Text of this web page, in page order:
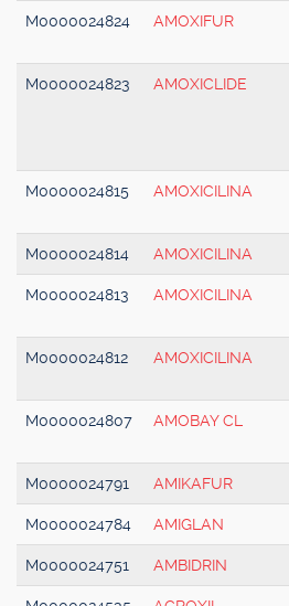
M0000024824 AMOXIFUR
M0000024823 AMOXICLIDE
M0000024815 AMOXICILINA
M0000024814 AMOXICILINA
M0000024813 AMOXICILINA
M0000024812 AMOXICILINA
M0000024807 AMOBAY CL
M0000024791 AMIKAFUR
M0000024784 AMIGLAN
M0000024751 AMBIDRIN